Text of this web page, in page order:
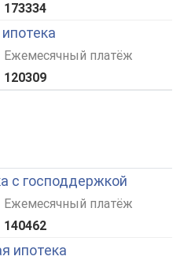
173334
Ежемесячный платёж
120309
с господдержкой
Ежемесячный платёж
140462
ипотека